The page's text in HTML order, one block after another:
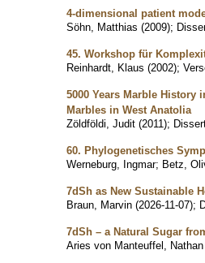
4-dimensional patient
Söhn, Matthias (2009);
45. Workshop für
Reinhardt, Klaus (2002);
5000 Years Marble History
Marbles in West Anatolia
Zöldföldi, Judit (2011);
60. Phylogenetisches
Werneburg, Ingmar; Betz,
7dSh as New Sustainable
Braun, Marvin (2026-11-07);
7dSh – a Natural Sugar
Aries von Manteuffel,